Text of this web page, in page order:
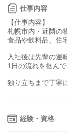
設立72年。道内
取引先（荷先）
日曜雑貨の問屋
今回は更なる業
当社では失敗を
4t、7t、10tとステ
「今よりも収入を
「車を運転するの
「未経験から別業
など、応募の理由
今のあなたの話を
ご応募お待ちして
仕事内容
【仕事内容】
札幌市内・近隣の
食品や飲料品、住
入社後は先輩の運
1日の流れを掴ん
独り立ちまで丁寧
経験・資格